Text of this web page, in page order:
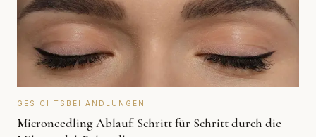
GESICHTSBEHANDLUNGEN
Microneedling Ablauf: Schritt für Schritt durch die